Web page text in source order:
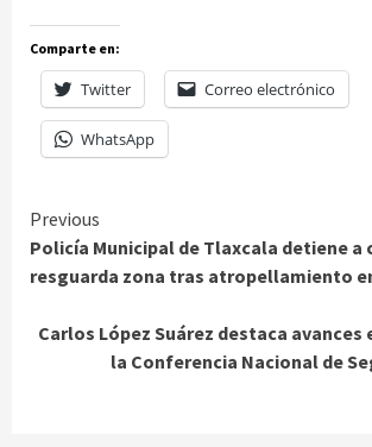
Comparte en:
Twitter Correo electrónico
WhatsApp
Continue
Reading
Previous
Policía Municipal de Tlaxcala detiene a
resguarda zona tras atropellamiento
Carlos López Suárez destaca avances
la Conferencia Nacional de